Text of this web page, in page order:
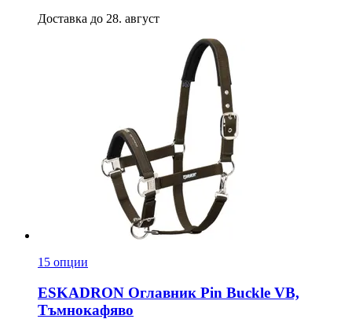
Доставка до 28. август
15 опции
ESKADRON Оглавник Pin Buckle VB,
Тъмнокафяво